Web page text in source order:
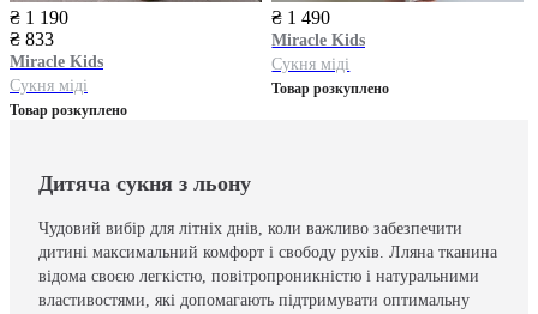
₴ 1 190
₴ 833
Miracle Kids
Сукня міді
Товар розкуплено
₴ 1 490
Miracle Kids
Сукня міді
Товар розкуплено
Дитяча сукня з льону
Чудовий вибір для літніх днів, коли важливо забезпечити
дитині максимальний комфорт і свободу рухів. Лляна тканина
відома своєю легкістю, повітропроникністю і натуральними
властивостями, які допомагають підтримувати оптимальну